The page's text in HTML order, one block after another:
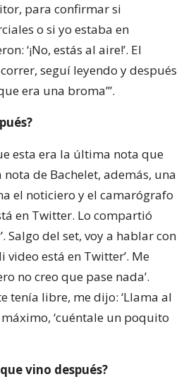
para confirmar si
o si yo estaba en
‘¡No, estás al aire!’. El
seguí leyendo y después
era una broma’”.
esta era la última nota que
de Bachelet, además, una
el noticiero y el camarógrafo
en Twitter. Lo compartió
Salgo del set, voy a hablar con
video está en Twitter’. Me
no creo que pase nada’.
tenía libre, me dijo: ‘Llama al
máximo, ‘cuéntale un poquito
vino después?